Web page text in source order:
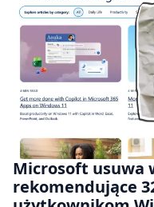
Microsoft usuwa
rekomendujące